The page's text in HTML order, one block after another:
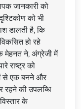
जानकारी को
को भी
डालती है, कि
हो रहे
मेहनत ने, अंग्रेजी में
राष्ट्र को
से एक बनने और
रहने की उपलब्धि
के